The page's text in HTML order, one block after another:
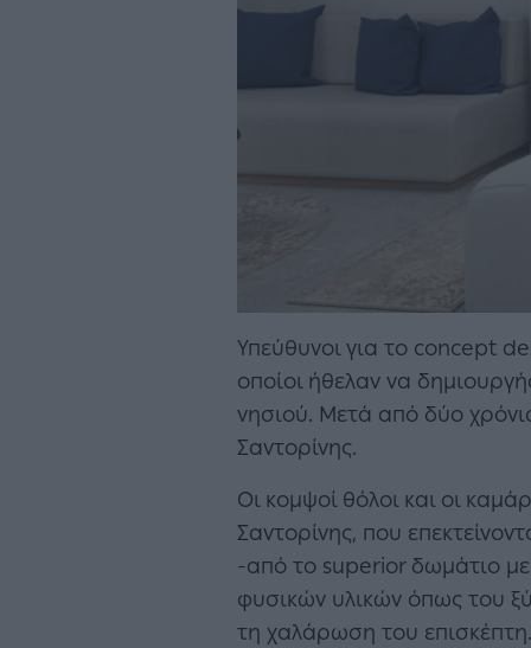
Υπεύθυνοι για το concept
οποίοι ήθελαν να
νησιού. Μετά από δύο
Σαντορίνης.
Οι κομψοί θόλοι και οι
Σαντορίνης, που
-από το superior δωμάτιο με
φυσικών υλικών όπως του
τη χαλάρωση του επισκέπτη.